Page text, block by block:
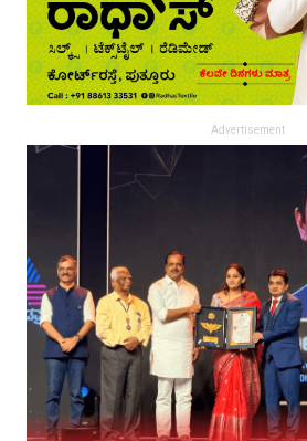
Advertisement